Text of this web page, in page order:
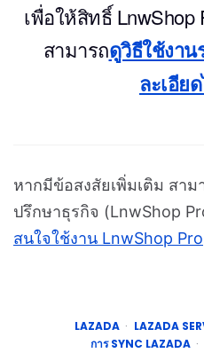
เพื่อให้สิทธิ์
สามารถดูวิธีใช้งาน
ละเอีย
หากมีข้อสงสัยเพิ่มเติม สา
ปรึกษาธุรกิจ (LnwShop
สนใจใช้งาน LnwShop Pro
LAZADA
LAZADA
การ SYNC LAZADA